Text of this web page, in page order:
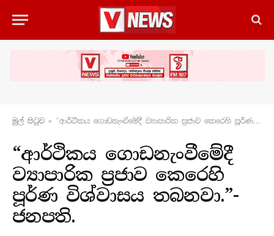
මුල් පිටු​ව » “ආර්ථිකය ගොඩනැංවීමේදී ව්‍යාපාරික ප්‍රජාව කෙරෙහි පූර්ණ විශ්වාසය තබනවා.”- ජනපති.
“ආර්ථිකය ගොඩනැංවීමේදී
ව්‍යාපාරික ප්‍රජාව කෙරෙහි
පූර්ණ විශ්වාසය තබනවා.”-
ජනපති.